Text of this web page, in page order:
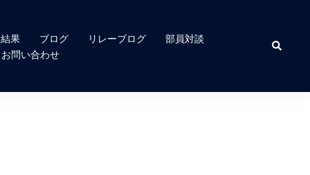
果 ブログ リレーブログ
部員対談
お問い合わせ
検
索